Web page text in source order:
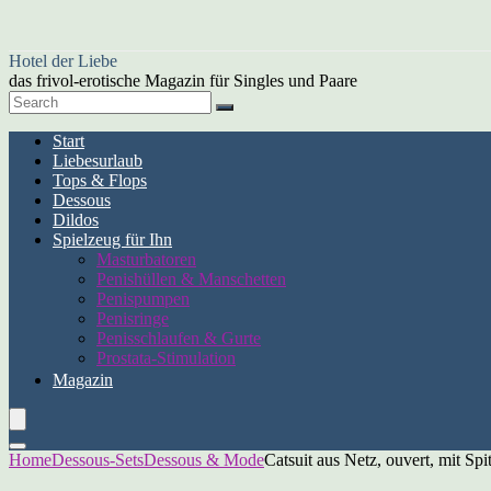
Hotel der Liebe
das frivol-erotische Magazin für Singles und Paare
Start
Liebesurlaub
Tops & Flops
Dessous
Dildos
Spielzeug für Ihn
Masturbatoren
Penishüllen & Manschetten
Penispumpen
Penisringe
Penisschlaufen & Gurte
Prostata-Stimulation
Magazin
HomeDessous-SetsDessous & ModeCatsuit aus Netz, ouvert, mit